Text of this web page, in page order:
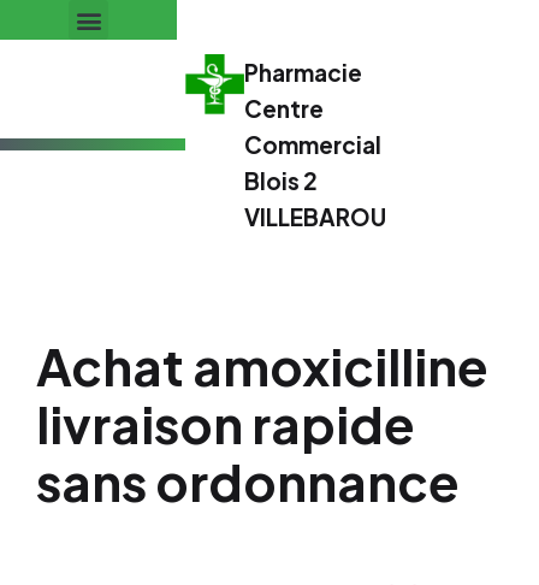
Pharmacie
Centre
Commercial
Blois 2
VILLEBAROU
Achat amoxicilline
livraison rapide
sans ordonnance